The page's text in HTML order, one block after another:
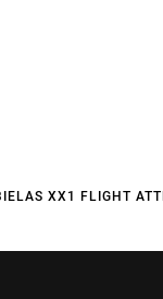
XX1 FLIGHT